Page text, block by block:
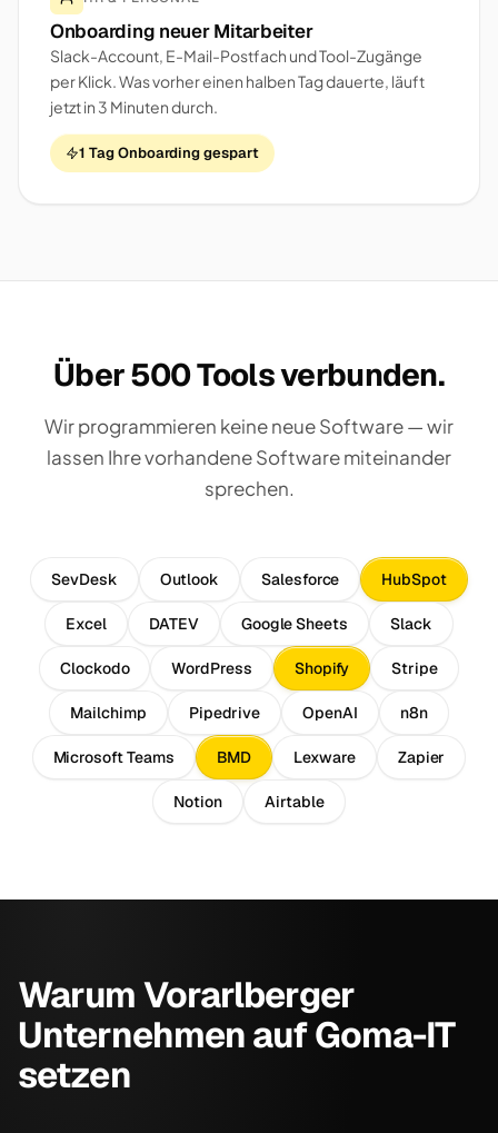
Onboarding neuer Mitarbeiter
Slack-Account, E-Mail-Postfach und Tool-Zugänge
per Klick. Was vorher einen halben Tag dauerte, läuft
jetzt in 3 Minuten durch.
1 Tag Onboarding gespart
Über 500 Tools verbunden.
Wir programmieren keine neue Software — wir
lassen Ihre vorhandene Software miteinander
sprechen.
SevDesk Outlook Salesforce HubSpot
Excel DATEV Google Sheets Slack
Clockodo WordPress Shopify Stripe
Mailchimp Pipedrive OpenAI n8n
Microsoft Teams BMD Lexware Zapier
Notion Airtable
Warum Vorarlberger
Unternehmen auf Goma-IT
setzen